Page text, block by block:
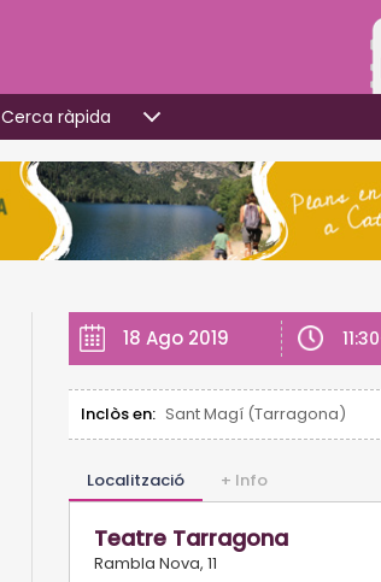
Cerca ràpida
18 Ago 2019
Inclòs en: Sant Magí (Tarragona)
Localització + Info
Teatre Tarragona
Rambla Nova, 11